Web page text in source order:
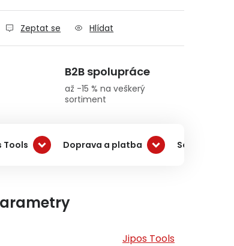
Zeptat se Hlídat
B2B spolupráce
až -15 % na veškerý
sortiment
Tools Doprava a platba Související
Jipos Tools